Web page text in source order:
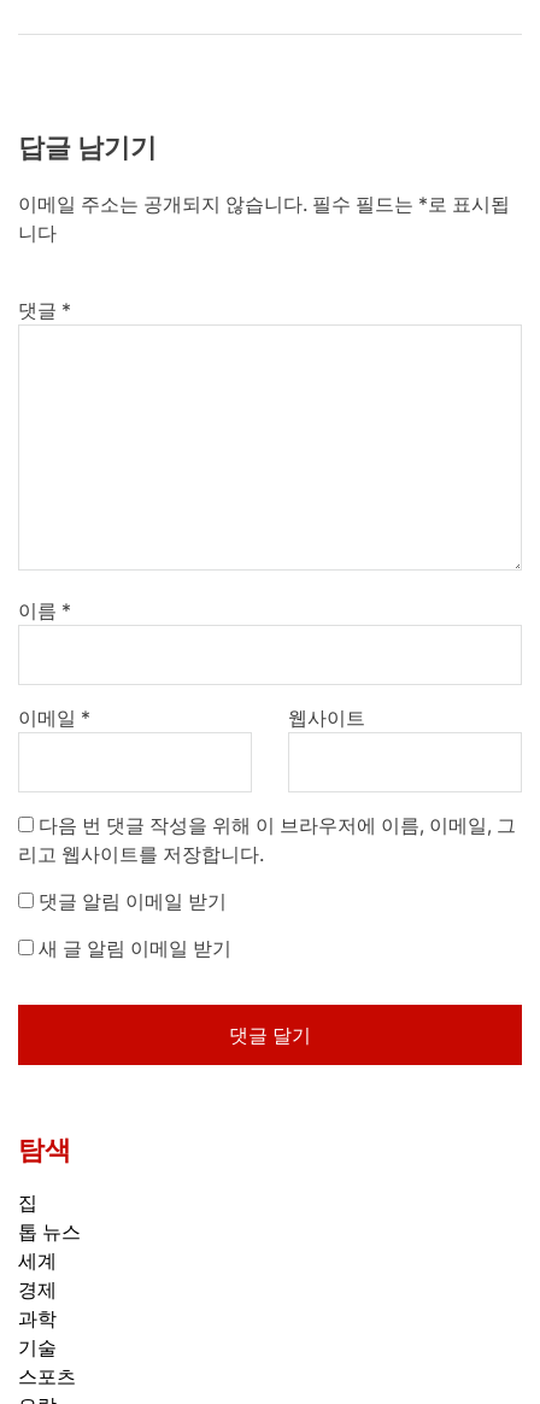
답글 남기기
이메일 주소는 공개되지 않습니다. 필수 필드는 * 로 표시됩
니다
댓글 *
이름 *
이메일 * 웹사이트
다음 번 댓글 작성을 위해 이 브라우저에 이름, 이메일, 그
리고 웹사이트를 저장합니다.
댓글 알림 이메일 받기
새 글 알림 이메일 받기
탐색
집
톱 뉴스
세계
경제
과학
기술
스포츠